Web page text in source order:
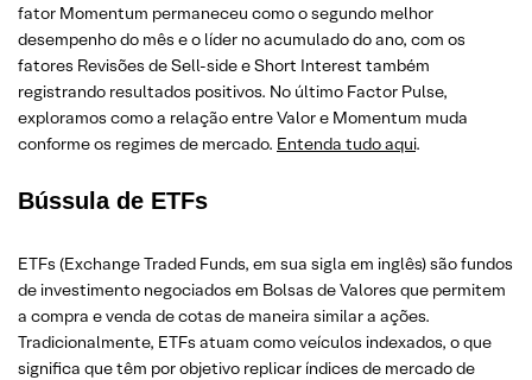
fator Momentum permaneceu como o segundo melhor
desempenho do mês e o líder no acumulado do ano, com os
fatores Revisões de Sell-side e Short Interest também
registrando resultados positivos. No último Factor Pulse,
exploramos como a relação entre Valor e Momentum muda
conforme os regimes de mercado. Entenda tudo aqui.
Bússula de ETFs
ETFs (Exchange Traded Funds, em sua sigla em inglês) são fundos
de investimento negociados em Bolsas de Valores que permitem
a compra e venda de cotas de maneira similar a ações.
Tradicionalmente, ETFs atuam como veículos indexados, o que
significa que têm por objetivo replicar índices de mercado de